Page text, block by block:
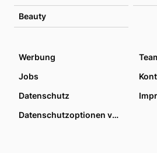
Beauty
Werbung
Jobs
Datenschutz
Datenschutzoptionen verwalten